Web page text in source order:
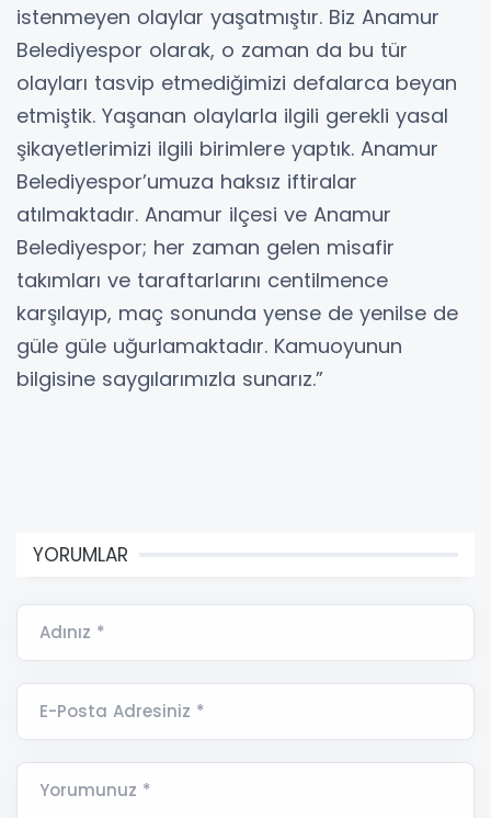
istenmeyen olaylar yaşatmıştır. Biz Anamur
Belediyespor olarak, o zaman da bu tür
olayları tasvip etmediğimizi defalarca beyan
etmiştik. Yaşanan olaylarla ilgili gerekli yasal
şikayetlerimizi ilgili birimlere yaptık. Anamur
Belediyespor’umuza haksız iftiralar
atılmaktadır. Anamur ilçesi ve Anamur
Belediyespor; her zaman gelen misafir
takımları ve taraftarlarını centilmence
karşılayıp, maç sonunda yense de yenilse de
güle güle uğurlamaktadır. Kamuoyunun
bilgisine saygılarımızla sunarız.”
YORUMLAR
Adınız *
E-Posta Adresiniz *
Yorumunuz *